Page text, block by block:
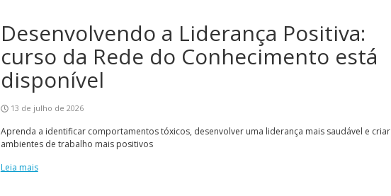
Desenvolvendo a Liderança Positiva:
curso da Rede do Conhecimento está
disponível
13 de julho de 2026
Aprenda a identificar comportamentos tóxicos, desenvolver uma liderança mais saudável e criar
ambientes de trabalho mais positivos
Leia mais